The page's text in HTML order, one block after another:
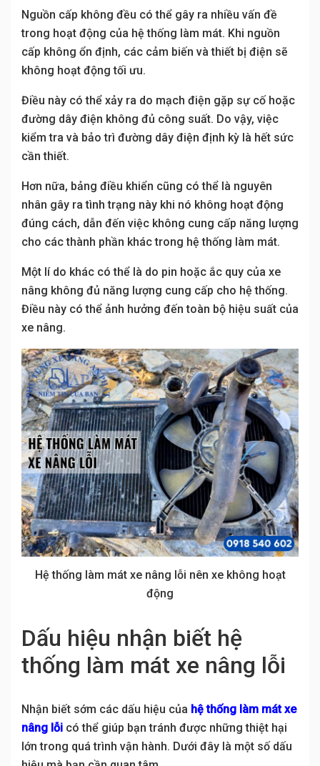
Nguồn cấp không đều có thể gây ra nhiều vấn đề
trong hoạt động của hệ thống làm mát. Khi nguồn
cấp không ổn định, các cảm biến và thiết bị điện sẽ
không hoạt động tối ưu.
Điều này có thể xảy ra do mạch điện gặp sự cố hoặc
đường dây điện không đủ công suất. Do vậy, việc
kiểm tra và bảo trì đường dây điện định kỳ là hết sức
cần thiết.
Hơn nữa, bảng điều khiển cũng có thể là nguyên
nhân gây ra tình trạng này khi nó không hoạt động
đúng cách, dẫn đến việc không cung cấp năng lượng
cho các thành phần khác trong hệ thống làm mát.
Một lí do khác có thể là do pin hoặc ắc quy của xe
nâng không đủ năng lượng cung cấp cho hệ thống.
Điều này có thể ảnh hưởng đến toàn bộ hiệu suất của
xe nâng.
Hệ thống làm mát xe nâng lỗi nên xe không hoạt
động
Dấu hiệu nhận biết hệ
thống làm mát xe nâng lỗi
Nhận biết sớm các dấu hiệu của hệ thống làm mát xe
nâng lỗi có thể giúp bạn tránh được những thiệt hại
lớn trong quá trình vận hành. Dưới đây là một số dấu